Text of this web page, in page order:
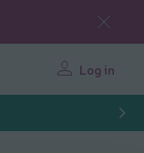
Log in